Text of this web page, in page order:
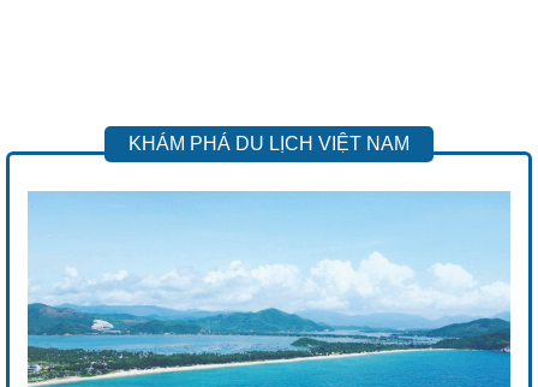
KHÁM PHÁ DU LỊCH VIỆT NAM